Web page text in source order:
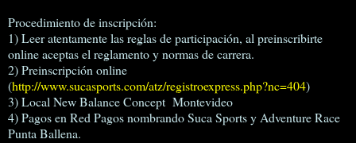
Procedimiento de inscripción:
1) Leer atentamente las reglas de participación, al preinscribirte
online aceptas el reglamento y normas de carrera.
2) Preinscripción online
(http://www.sucasports.com/atz/registroexpress.php?nc=404)
3) Local New Balance Concept Montevideo
4) Pagos en Red Pagos nombrando Suca Sports y Adventure Race
Punta Ballena.